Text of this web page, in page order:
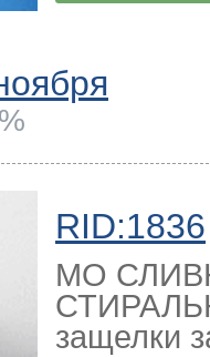
RID:1836
МО
защелки